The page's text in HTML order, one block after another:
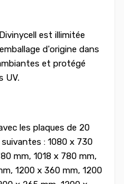
est illimitée
d'origine dans
et protégé
UV.
les plaques de 20
: 1080 x 730
mm, 1018 x 780 mm,
1200 x 360 mm, 1200